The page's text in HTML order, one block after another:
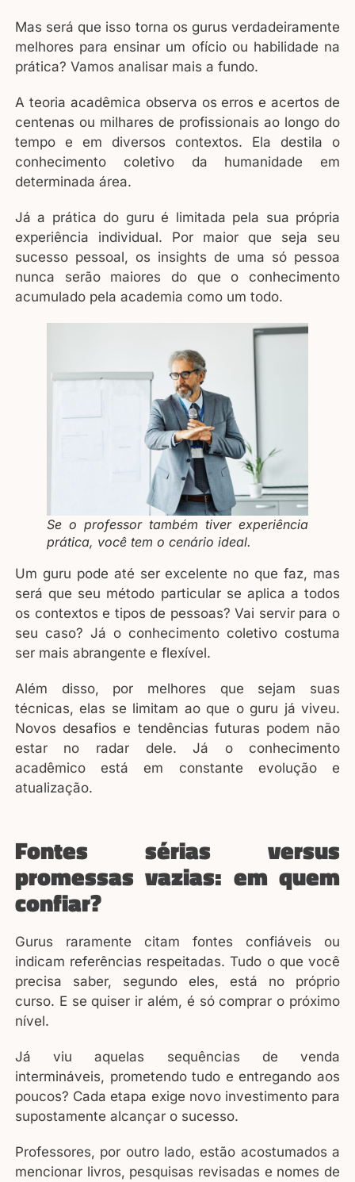
Mas será que isso torna os gurus verdadeiramente
melhores para ensinar um ofício ou habilidade na
prática? Vamos analisar mais a fundo.
A teoria acadêmica observa os erros e acertos de
centenas ou milhares de profissionais ao longo do
tempo e em diversos contextos. Ela destila o
conhecimento coletivo da humanidade em
determinada área.
Já a prática do guru é limitada pela sua própria
experiência individual. Por maior que seja seu
sucesso pessoal, os insights de uma só pessoa
nunca serão maiores do que o conhecimento
acumulado pela academia como um todo.
Se o professor também tiver experiência
prática, você tem o cenário ideal.
Um guru pode até ser excelente no que faz, mas
será que seu método particular se aplica a todos
os contextos e tipos de pessoas? Vai servir para o
seu caso? Já o conhecimento coletivo costuma
ser mais abrangente e flexível.
Além disso, por melhores que sejam suas
técnicas, elas se limitam ao que o guru já viveu.
Novos desafios e tendências futuras podem não
estar no radar dele. Já o conhecimento
acadêmico está em constante evolução e
atualização.
Fontes sérias versus
promessas vazias: em quem
confiar?
Gurus raramente citam fontes confiáveis ou
indicam referências respeitadas. Tudo o que você
precisa saber, segundo eles, está no próprio
curso. E se quiser ir além, é só comprar o próximo
nível.
Já viu aquelas sequências de venda
intermináveis, prometendo tudo e entregando aos
poucos? Cada etapa exige novo investimento para
supostamente alcançar o sucesso.
Professores, por outro lado, estão acostumados a
mencionar livros, pesquisas revisadas e nomes de